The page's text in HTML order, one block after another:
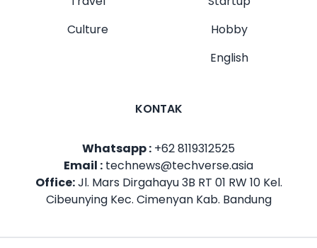
Culture
Hobby
English
KONTAK
Whatsapp : +62 8119312525
Email : technews@techverse.asia
Office:Jl. Mars Dirgahayu 3B RT 01 RW 10 Kel.
Cibeunying Kec. Cimenyan Kab. Bandung